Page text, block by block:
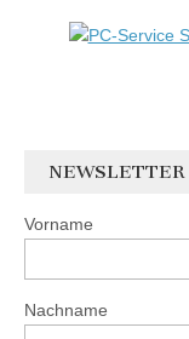
Vorname
Nachname